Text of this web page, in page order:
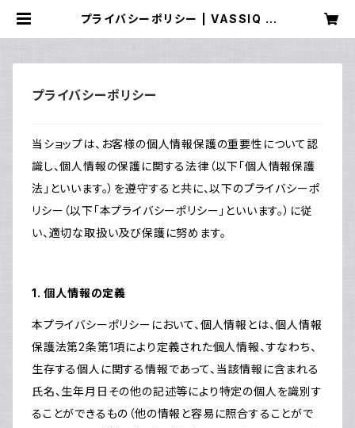
プライバシーポリシー | VASSIQ T
プライバシーポリシー
当ショップは、お客様の個人情報保護の重要性について認
識し、個人情報の保護に関する法律（以下「個人情報保護
法」といいます。）を遵守すると共に、以下のプライバシーポ
リシー（以下「本プライバシーポリシー」といいます。）に従
い、適切な取扱い及び保護に努めます。
1. 個人情報の定義
本プライバシーポリシーにおいて、個人情報とは、個人情報
保護法第2条第1項により定義された個人情報、すなわち、
生存する個人に関する情報であって、当該情報に含まれる
氏名、生年月日その他の記述等により特定の個人を識別す
ることができるもの（他の情報と容易に照合することがで